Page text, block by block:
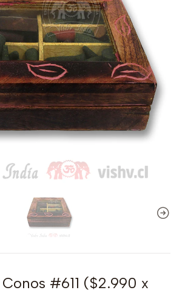
#611 ($2.990 x